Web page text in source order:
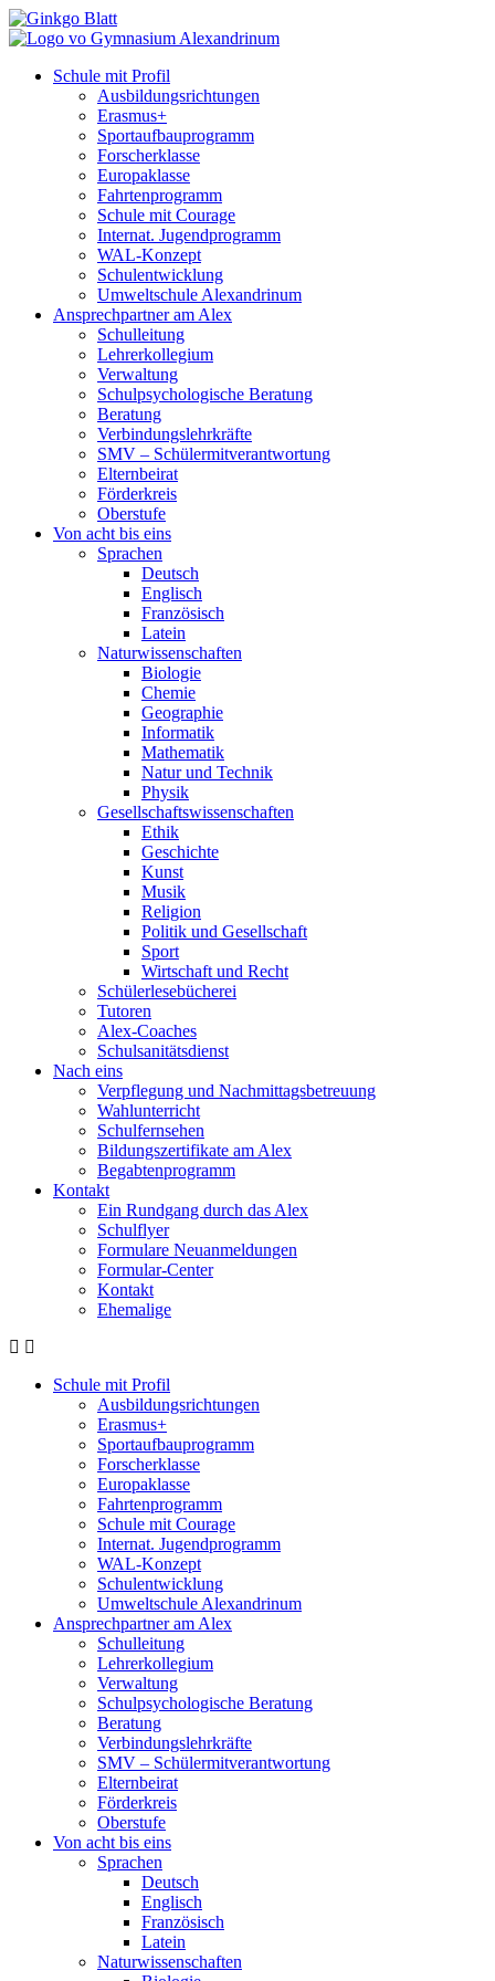
Schule mit Profil
Ausbildungsrichtungen
Erasmus+
Sportaufbauprogramm
Forscherklasse
Europaklasse
Fahrtenprogramm
Schule mit Courage
Internat. Jugendprogramm
WAL-Konzept
Schulentwicklung
Umweltschule Alexandrinum
Ansprechpartner am Alex
Schulleitung
Lehrerkollegium
Verwaltung
Schulpsychologische Beratung
Beratung
Verbindungslehrkräfte
SMV – Schülermitverantwortung
Elternbeirat
Förderkreis
Oberstufe
Von acht bis eins
Sprachen
Deutsch
Englisch
Französisch
Latein
Naturwissenschaften
Biologie
Chemie
Geographie
Informatik
Mathematik
Natur und Technik
Physik
Gesellschaftswissenschaften
Ethik
Geschichte
Kunst
Musik
Religion
Politik und Gesellschaft
Sport
Wirtschaft und Recht
Schülerlesebücherei
Tutoren
Alex-Coaches
Schulsanitätsdienst
Nach eins
Verpflegung und Nachmittagsbetreuung
Wahlunterricht
Schulfernsehen
Bildungszertifikate am Alex
Begabtenprogramm
Kontakt
Ein Rundgang durch das Alex
Schulflyer
Formulare Neuanmeldungen
Formular-Center
Kontakt
Ehemalige
Schule mit Profil
Ausbildungsrichtungen
Erasmus+
Sportaufbauprogramm
Forscherklasse
Europaklasse
Fahrtenprogramm
Schule mit Courage
Internat. Jugendprogramm
WAL-Konzept
Schulentwicklung
Umweltschule Alexandrinum
Ansprechpartner am Alex
Schulleitung
Lehrerkollegium
Verwaltung
Schulpsychologische Beratung
Beratung
Verbindungslehrkräfte
SMV – Schülermitverantwortung
Elternbeirat
Förderkreis
Oberstufe
Von acht bis eins
Sprachen
Deutsch
Englisch
Französisch
Latein
Naturwissenschaften